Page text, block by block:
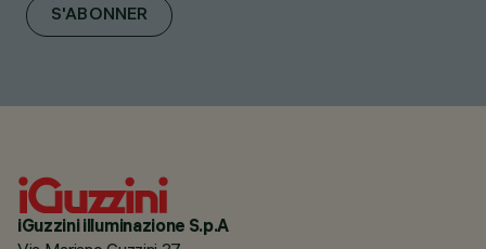
S'ABONNER
iGuzzini illuminazione S.p.A